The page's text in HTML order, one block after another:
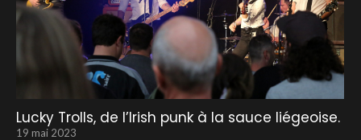
Lucky Trolls, de l’Irish punk à la sauce liégeoise.
19 mai 2023